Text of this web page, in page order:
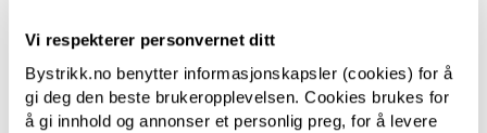
Vi respekterer personvernet ditt
Bystrikk.no benytter informasjonskapsler (cookies) for å
gi deg den beste brukeropplevelsen. Cookies brukes for
å gi innhold og annonser et personlig preg, for å levere
Bystrikk Målebånd
(Rosa)
Bystrikk